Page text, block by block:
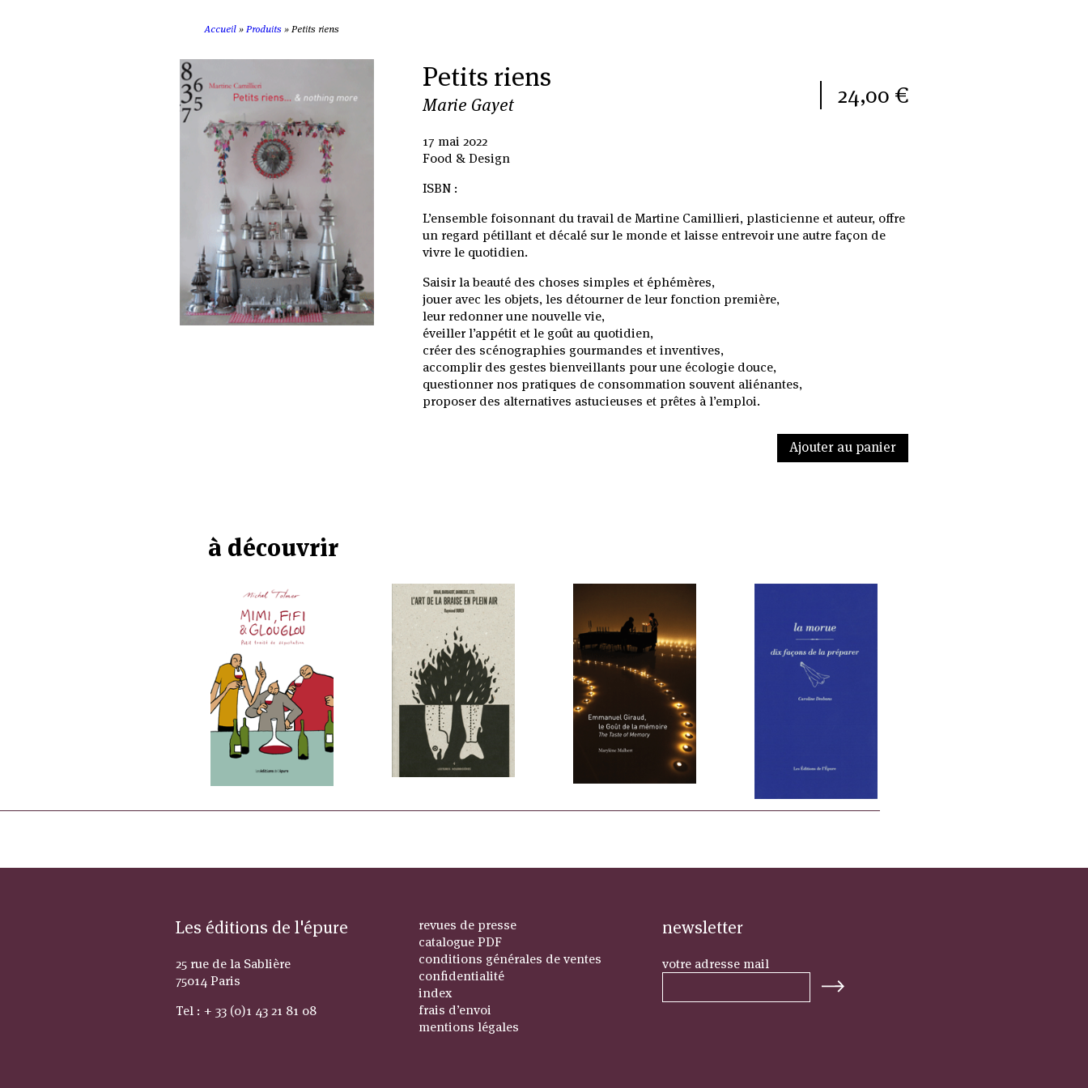
Accueil » Produits » Petits riens
Petits riens
Marie Gayet
17 mai 2022
24,00 €
Food & Design
ISBN :
L’ensemble foisonnant du travail de Martine Camillieri, plasticienne et auteur, offre
un regard pétillant et décalé sur le monde et laisse entrevoir une autre façon de
vivre le quotidien.
Saisir la beauté des choses simples et éphémères,
jouer avec les objets, les détourner de leur fonction première,
leur redonner une nouvelle vie,
éveiller l’appétit et le goût au quotidien,
créer des scénographies gourmandes et inventives,
accomplir des gestes bienveillants pour une écologie douce,
questionner nos pratiques de consommation souvent aliénantes,
proposer des alternatives astucieuses et prêtes à l’emploi.
Ajouter au panier
à découvrir
Les éditions de l'épure
25 rue de la Sablière
75014 Paris
Tel : + 33 (0)1 43 21 81 08
revues de presse
catalogue PDF
conditions générales de ventes
confidentialité
index
frais d’envoi
mentions légales
newsletter
votre adresse mail